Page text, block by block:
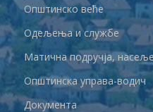
Општинско веће
Одељења и службе
Матична подручја,
Општинска управа-водич
Документа